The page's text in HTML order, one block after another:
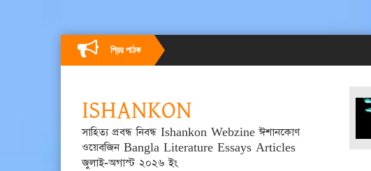
প্রিয় পাঠক
ISHANKON
সাহিত্য প্রবন্ধ নিবন্ধ Ishankon Webzine ঈশানকোণ
ওয়েবজিন Bangla Literature Essays Articles
জুলাই-অগাস্ট ২০২৬ ইং